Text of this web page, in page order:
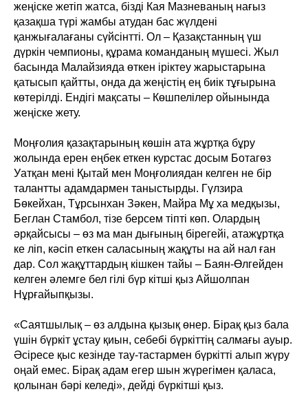
жеңіске жетіп жатса, бізді Кая Мазневаның нағыз
қазақша түрі жамбы атудан бас жүлдені
қанжығалағаны сүйсінтті. Ол – Қазақстанның үш
дүркін чемпионы, құрама команданың мүшесі. Жыл
басында Малайзияда өткен іріктеу жарыстарына
қатысып қайтты, онда да жеңістің ең биік тұғырына
көтерілді. Ендігі мақсаты – Көшпелілер ойынында
жеңіске жету.
Моңғолия қазақтарының көшін ата жұртқа бұру
жолында ерен еңбек еткен курстас досым Ботагөз
Уатқан мені Қытай мен Моңғолиядан келген не бір
талантты адамдармен таныстырды. Гүлзира
Бөкейхан, Тұрсынхан Зәкен, Майра Мұ ха медқызы,
Беглан Стамбол, тізе берсем тіпті көп. Олардың
әрқайсысы – өз ма ман дығының бірегейі, атажұртқа
ке ліп, кәсіп еткен саласының жақұты на ай нал ған
дар. Сол жақұттардың кішкен тайы – Баян-Өлгейден
келген әлемге бел гілі бүр кітші қыз Айшолпан
Нұрғайыпқызы.
«Саятшылық – өз алдына қызық өнер. Бірақ қыз бала
үшін бүркіт ұстау қиын, себебі бүркіттің салмағы ауыр.
Әсіресе қыс кезінде тау-тастармен бүркітті алып жүру
оңай емес. Бірақ адам егер шын жүрегімен қаласа,
қолынан бәрі келеді», дейді бүркітші қыз.